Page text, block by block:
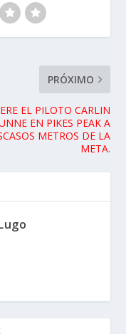
PRÓXIMO
EL PILOTO CARLIN
EN PIKES PEAK A
METROS DE LA
META.